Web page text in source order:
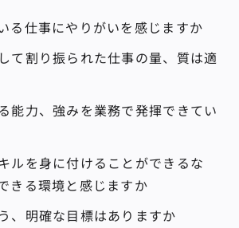
る仕事にやりがいを感じますか
て割り振られた仕事の量、質は適
能力、強みを業務で発揮できてい
ルを身に付けることができるな
きる環境と感じますか
、明確な目標はありますか